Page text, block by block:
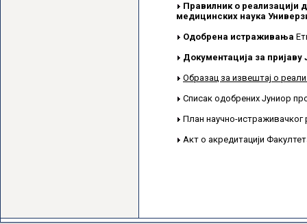
Правилник о реализацији
медицинских наука
Одобрена истраживања
Документација за
Образац за извештај о
Списак одобрених Јуниор
План научно-истраживачког
Акт о акредитацији